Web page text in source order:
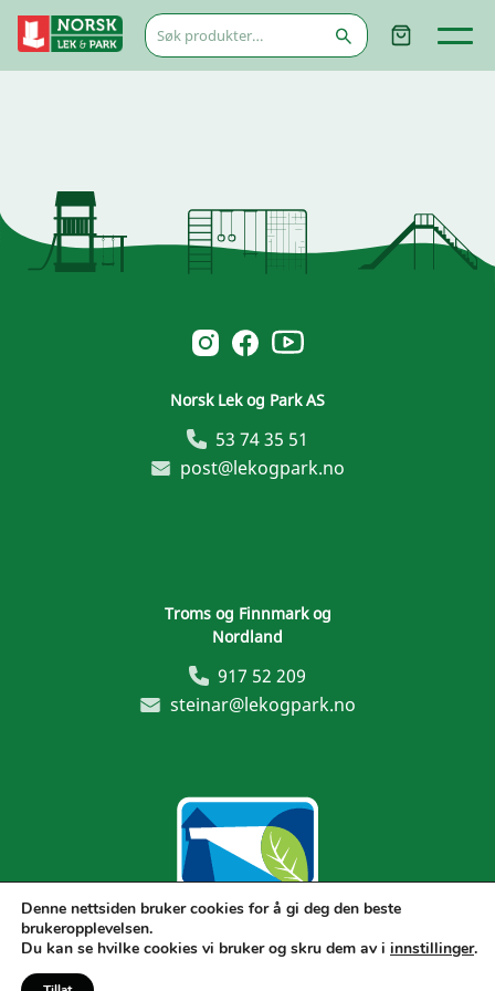
Søk
etter:
Norsk Leg & Park instagram
Norsk Leg & Park facebook
Norsk Leg & Park youtube
Norsk Lek og Park AS
53 74 35 51
post@lekogpark.no
Troms og Finnmark og
Nordland
917 52 209
steinar@lekogpark.no
Denne nettsiden bruker cookies for å gi deg den beste
brukeropplevelsen.
Du kan se hvilke cookies vi bruker og skru dem av i innstillinger.